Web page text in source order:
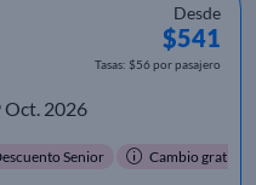
Desde
$541
Tasas: $56 por pasajero
Oct. 2026
Senior Cambio gratis